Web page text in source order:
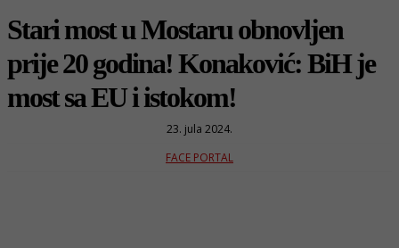
Stari most u Mostaru obnovljen
prije 20 godina! Konaković: BiH je
most sa EU i istokom!
23. jula 2024.
FACE PORTAL